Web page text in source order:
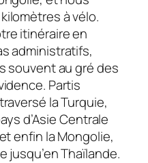
à vélo.
itinéraire en
administratifs,
souvent au gré des
Partis
la Turquie,
d’Asie Centrale
enfin la Mongolie,
jusqu’en Thaïlande.